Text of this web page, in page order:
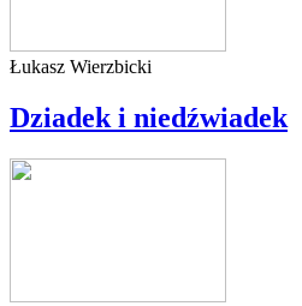
Łukasz Wierzbicki
Dziadek i niedźwiadek